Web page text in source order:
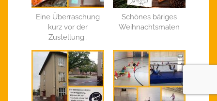
Eine Überraschung
kurz vor der
Zustellung…
Schönes bäriges
Weihnachtsmalen